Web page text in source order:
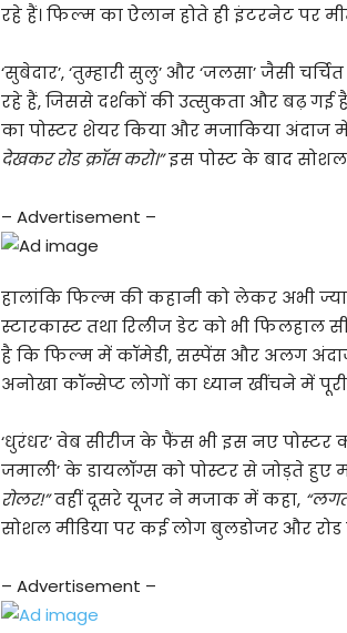
रहे हैं। फिल्म का ऐलान होते ही इंटरनेट पर
‘सुबेदार’, ‘तुम्हारी सुलु’ और ‘जलसा’ जैसी
रहे हैं, जिससे दर्शकों की उत्सुकता और बढ़ गई
का पोस्टर शेयर किया और मजाकिया अंदाज
देखकर रोड क्रॉस करो।”इस पोस्ट के बाद सोशल
– Advertisement –
हालांकि फिल्म की कहानी को लेकर अभी
स्टारकास्ट तथा रिलीज डेट को भी फिलहाल
है कि फिल्म में कॉमेडी, सस्पेंस और अलग
अनोखा कॉन्सेप्ट लोगों का ध्यान खींचने में
‘धुरंधर’ वेब सीरीज के फैंस भी इस नए
जमाली’ के डायलॉग्स को पोस्टर से जोड़ते
रोलर!”वहीं दूसरे यूजर ने मजाक में कहा,
सोशल मीडिया पर कई लोग बुलडोजर और
– Advertisement –